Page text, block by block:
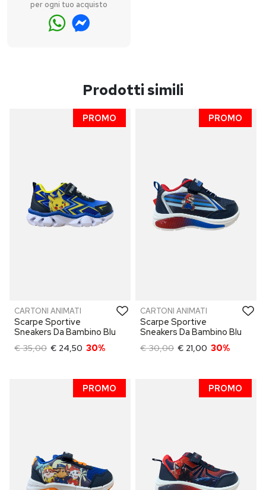
per ogni tuo acquisto
Prodotti simili
PROMO
CARTONI ANIMATI
Scarpe Sportive
Sneakers Da Bambino Blu
€ 35,00 € 24,50 30%
PROMO
CARTONI ANIMATI
Scarpe Sportive
Sneakers Da Bambino Blu
€ 30,00 € 21,00 30%
PROMO PROMO